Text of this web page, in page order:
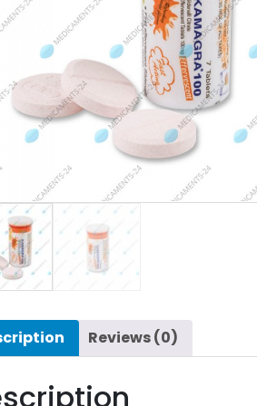
Reviews (0)